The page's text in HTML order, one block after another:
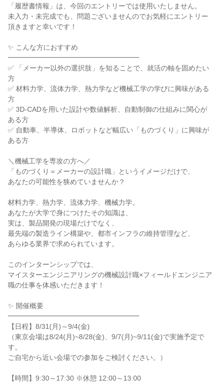
「履歴書情報」は、今回のエントリーでは使用いたしません。
未入力・未完成でも、問題ございませんのでお気軽にエントリー
頂きますと幸いです！
✨ こんな方におすすめ
━━━━━━━━━━━━━━━━━━━
✅ 「メーカー以外の選択肢」を知ることで、就活の軸を固めたい
方
✅ 材料力学、流体力学、熱力学など機械工学の学びに興味がある
方
✅ 3D-CADを用いた設計や数値解析、自動制御の仕組みに関心が
ある方
✅ 自動車、半導体、ロボットなど幅広い「ものづくり」に興味が
ある方
＼機械工学を専攻の方へ／
「ものづくり＝メーカーの設計職」というイメージだけで、
あなたの可能性を狭めていませんか？
材料力学、熱力学、流体力学、機械力学。
あなたが大学で身につけたその知識は、
実は、製品開発の現場だけでなく、
最先端の製造ライン構築や、都市インフラの維持管理など、
あらゆる業界で求められています。
このインターンシップでは、
マイスターエンジニアリングの機械設計職×フィールドエンジニア
職の仕事を体感いただきます！
✨ 開催概要
━━━━━━━━━━━━━━━━━━━
【日程】8/31(月)～9/4(金)
（東京会場は8/24(月)~8/28(金)、9/7(月)~9/11(金)で実施予定で
す。
ご自宅から近い会場での参加をご検討ください。）
【時間】9:30～17:30 ※休憩 12:00～13:00